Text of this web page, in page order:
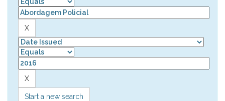
Start a new search